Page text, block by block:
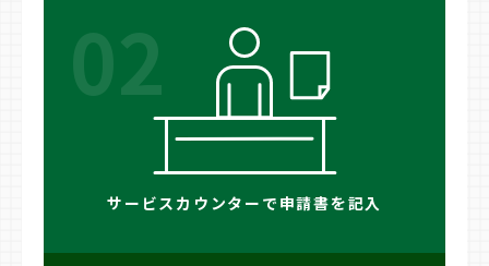
02
サービスカウンターで申請書を記入